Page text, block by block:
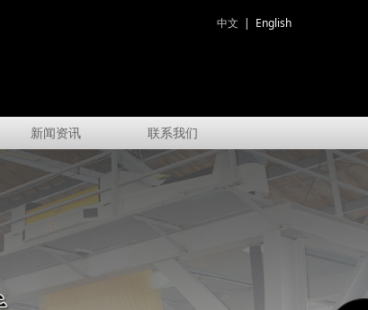
新闻资讯 联系我们
中文 | English